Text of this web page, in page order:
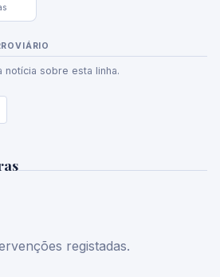
notícia sobre esta linha.
registadas.